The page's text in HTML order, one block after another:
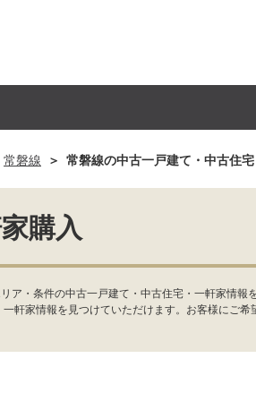
常磐線 常磐線の中古一戸建て・中古住
購入
ア・条件の中古一戸建て・中古住宅・一軒家情報
軒家情報を見つけていただけます。お客様にご希